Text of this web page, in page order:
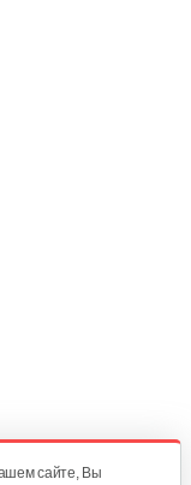
Смотреть
сайте, Вы